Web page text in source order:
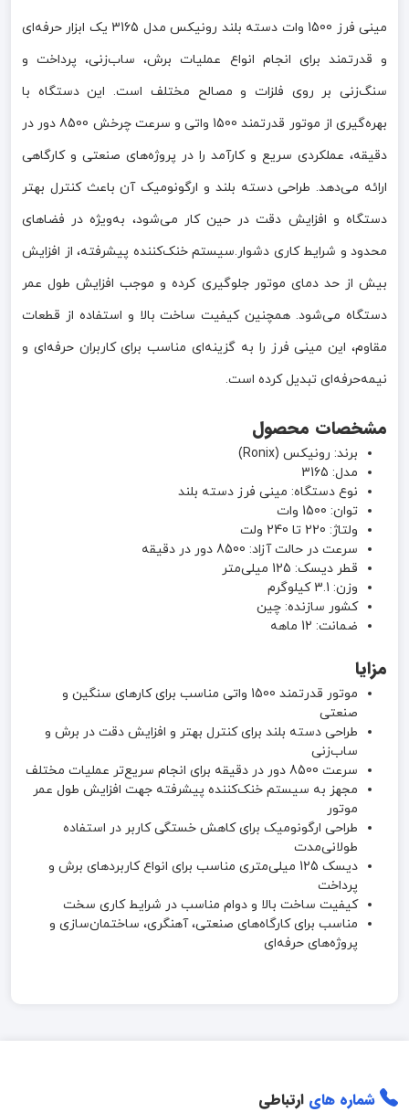
مینی فرز 1500 وات دسته بلند رونیکس مدل 3165 یک ابزار حرفه‌ای
و قدرتمند برای انجام انواع عملیات برش، ساب‌زنی، پرداخت و
سنگ‌زنی بر روی فلزات و مصالح مختلف است. این دستگاه با
بهره‌گیری از موتور قدرتمند 1500 واتی و سرعت چرخش 8500 دور در
دقیقه، عملکردی سریع و کارآمد را در پروژه‌های صنعتی و کارگاهی
ارائه می‌دهد. طراحی دسته بلند و ارگونومیک آن باعث کنترل بهتر
دستگاه و افزایش دقت در حین کار می‌شود، به‌ویژه در فضاهای
محدود و شرایط کاری دشوار.سیستم خنک‌کننده پیشرفته، از افزایش
بیش از حد دمای موتور جلوگیری کرده و موجب افزایش طول عمر
دستگاه می‌شود. همچنین کیفیت ساخت بالا و استفاده از قطعات
مقاوم، این مینی فرز را به گزینه‌ای مناسب برای کاربران حرفه‌ای و
نیمه‌حرفه‌ای تبدیل کرده است.
مشخصات محصول
برند: رونیکس (Ronix)
مدل: 3165
نوع دستگاه: مینی فرز دسته بلند
توان: 1500 وات
ولتاژ: 220 تا 240 ولت
سرعت در حالت آزاد: 8500 دور در دقیقه
قطر دیسک: 125 میلی‌متر
وزن: 3.1 کیلوگرم
کشور سازنده: چین
ضمانت: 12 ماهه
مزایا
موتور قدرتمند 1500 واتی مناسب برای کارهای سنگین و
صنعتی
طراحی دسته بلند برای کنترل بهتر و افزایش دقت در برش و
ساب‌زنی
سرعت 8500 دور در دقیقه برای انجام سریع‌تر عملیات مختلف
مجهز به سیستم خنک‌کننده پیشرفته جهت افزایش طول عمر
موتور
طراحی ارگونومیک برای کاهش خستگی کاربر در استفاده
طولانی‌مدت
دیسک 125 میلی‌متری مناسب برای انواع کاربردهای برش و
پرداخت
کیفیت ساخت بالا و دوام مناسب در شرایط کاری سخت
مناسب برای کارگاه‌های صنعتی، آهنگری، ساختمان‌سازی و
پروژه‌های حرفه‌ای
شماره های ارتباطی